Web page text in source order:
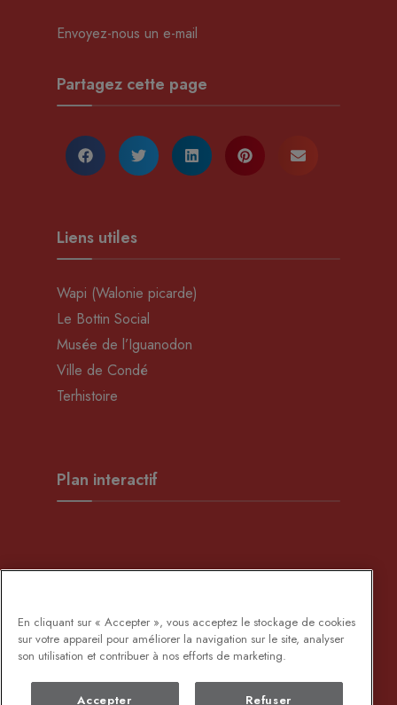
Envoyez-nous un e-mail
Partagez cette page
Liens utiles
Wapi (Walonie picarde)
Le Bottin Social
Musée de l’Iguanodon
Ville de Condé
Terhistoire
Plan interactif
En cliquant sur « Accepter », vous acceptez le stockage de cookies
sur votre appareil pour améliorer la navigation sur le site, analyser
son utilisation et contribuer à nos efforts de marketing.
Accepter Refuser